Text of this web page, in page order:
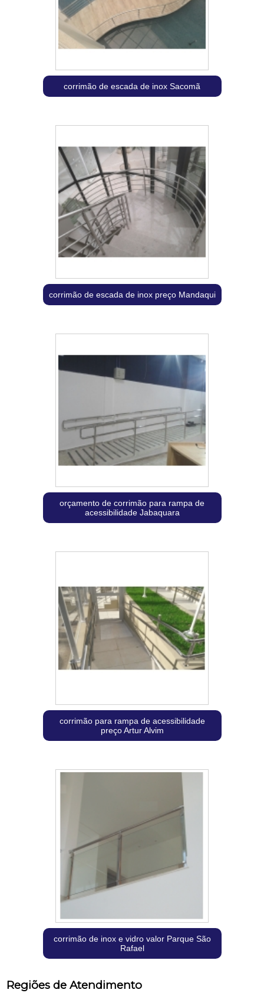
corrimão de escada de inox Sacomã
corrimão de escada de inox preço Mandaqui
orçamento de corrimão para rampa de
acessibilidade Jabaquara
corrimão para rampa de acessibilidade
preço Artur Alvim
corrimão de inox e vidro valor Parque São
Rafael
Regiões de Atendimento